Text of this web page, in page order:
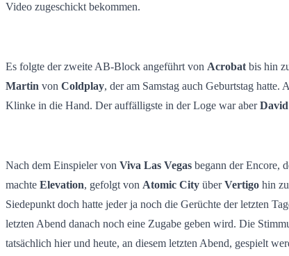
Video zugeschickt bekommen.
Es folgte der zweite AB-Block angeführt von Acrobat bis hin
Martin von Coldplay, der am Samstag auch Geburtstag hatte.
Klinke in die Hand. Der auffälligste in der Loge war aber
Nach dem Einspieler von Viva Las Vegas begann der Encore,
machte Elevation, gefolgt von Atomic City überVertigo hin
Siedepunkt doch hatte jeder ja noch die Gerüchte der letzten
letzten Abend danach noch eine Zugabe geben wird. Die
tatsächlich hier und heute, an diesem letzten Abend, gespielt